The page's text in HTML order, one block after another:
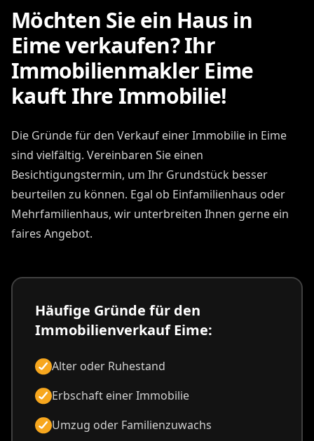
Möchten Sie ein Haus in
Eime verkaufen? Ihr
Immobilienmakler Eime
kauft Ihre Immobilie!
Die Gründe für den Verkauf einer Immobilie in Eime
sind vielfältig. Vereinbaren Sie einen
Besichtigungstermin, um Ihr Grundstück besser
beurteilen zu können. Egal ob Einfamilienhaus oder
Mehrfamilienhaus, wir unterbreiten Ihnen gerne ein
faires Angebot.
Häufige Gründe für den
Immobilienverkauf Eime:
Alter oder Ruhestand
Erbschaft einer Immobilie
Umzug oder Familienzuwachs